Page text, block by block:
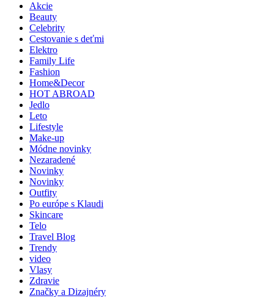
Akcie
Beauty
Celebrity
Cestovanie s deťmi
Elektro
Family Life
Fashion
Home&Decor
HOT ABROAD
Jedlo
Leto
Lifestyle
Make-up
Módne novinky
Nezaradené
Novinky
Novinky
Outfity
Po európe s Klaudi
Skincare
Telo
Travel Blog
Trendy
video
Vlasy
Zdravie
Značky a Dizajnéry